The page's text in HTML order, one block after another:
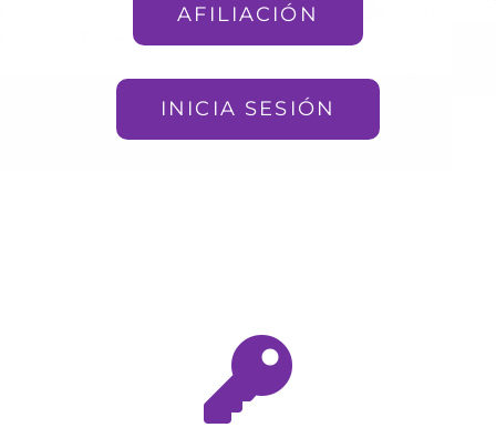
AFILIACIÓN
INICIA SESIÓN